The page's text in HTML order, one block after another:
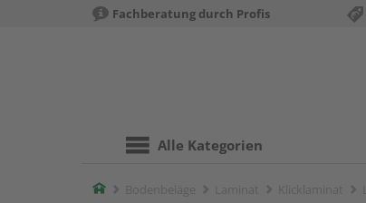
Fachberatung durch Profis
Alle Kategorien
Home